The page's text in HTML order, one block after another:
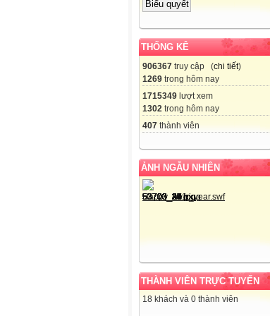
THỐNG KÊ
906367 truy cập (chi tiết)
1269 trong hôm nay
1715349 lượt xem
1302 trong hôm nay
407 thành viên
ẢNH NGẪU NHIÊN
THÀNH VIÊN TRỰC TUYẾN
18 khách và 0 thành viên